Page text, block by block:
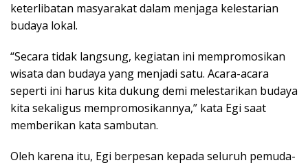
keterlibatan masyarakat dalam menjaga kelestarian
budaya lokal.
“Secara tidak langsung, kegiatan ini mempromosikan
wisata dan budaya yang menjadi satu. Acara-acara
seperti ini harus kita dukung demi melestarikan budaya
kita sekaligus mempromosikannya,” kata Egi saat
memberikan kata sambutan.
Oleh karena itu, Egi berpesan kepada seluruh pemuda-